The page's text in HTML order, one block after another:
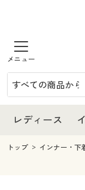
商品を探す
レディース
レディースファッ
インナー・下着
インナー・下着通
メンズ
レディース
レディース
レディース通販す
レディースファッ
インナー・下着
インナー・下着通
メンズ
トップ インナー・下